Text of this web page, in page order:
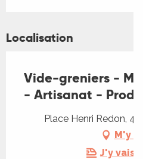
Localisation
Vide-greniers -
- Artisanat -
Place Henri Redon,
M'y
J'y vais